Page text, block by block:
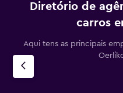
Diretório de
carros
Aqui tens as principais